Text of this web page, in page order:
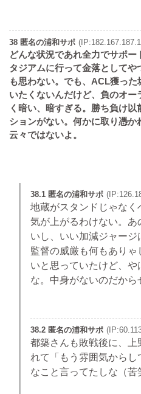
38 匿名の浦和サポ
どんな状況であれ全力でサポ
タジアムに行って金落としてや
も思わない。でも、ACL獲っ
いたくないんだけど、負のオ
く暗い、暗すぎる。勝ち負け
ションがない。何かに取り憑
云々ではないよ。
38.1 匿名の浦和サポ
地蔵がスタンドじゃな
気が上がるわけない。
いし、いい加減ジャー
監督の威厳も何もあり
いと思っていたけど、や
な。中身がないのだから
38.2 匿名の浦和サポ
都築さんも敗戦後に、上
れて「もう雰囲気から
なこと言ってたしな（苦